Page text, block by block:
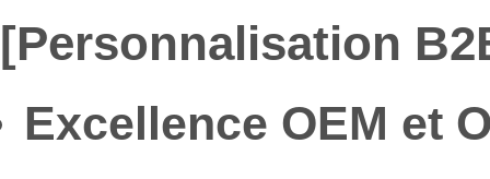
[Personnalisation
Excellence OEM et